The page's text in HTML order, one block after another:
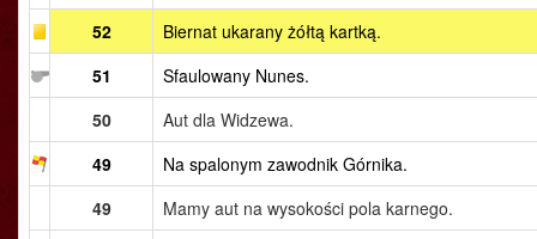
52
Biernat ukarany żółtą kartką.
51
Sfaulowany Nunes.
50
Aut dla Widzewa.
49
Na spalonym zawodnik Górnika.
49
Mamy aut na wysokości pola karnego.